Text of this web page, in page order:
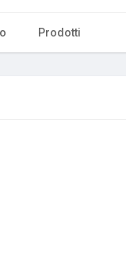
Prodotti